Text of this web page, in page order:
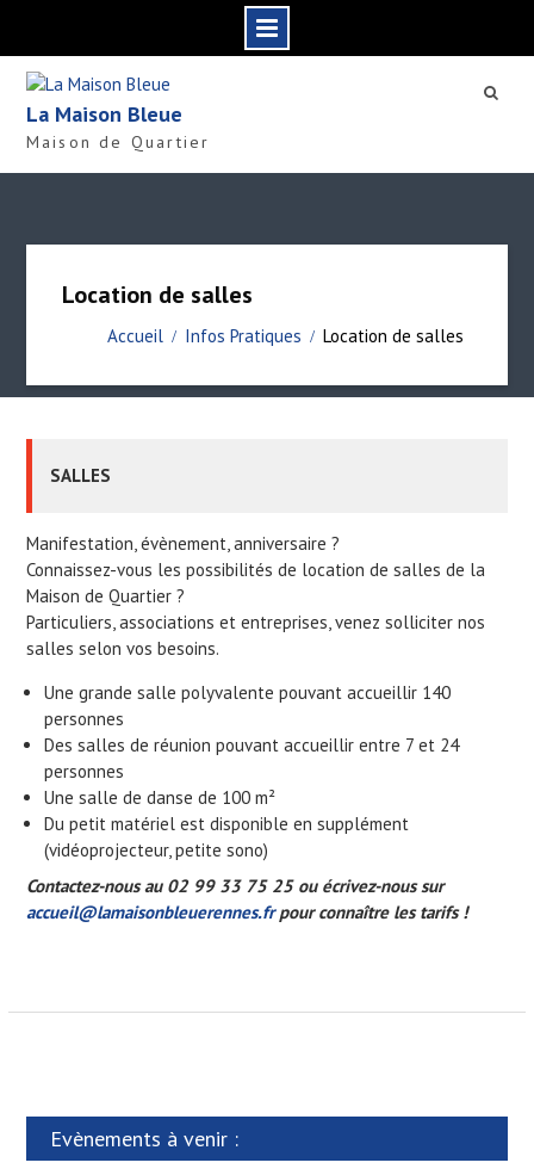
t
La Maison Bleue
Maison de Quartier
Location de salles
Accueil Infos Pratiques Location de salles
SALLES
Manifestation, évènement, anniversaire ?
Connaissez-vous les possibilités de location de salles de la
Maison de Quartier ?
Particuliers, associations et entreprises, venez solliciter nos
salles selon vos besoins.
Une grande salle polyvalente pouvant accueillir 140
personnes
Des salles de réunion pouvant accueillir entre 7 et 24
personnes
Une salle de danse de 100 m²
Du petit matériel est disponible en supplément
(vidéoprojecteur, petite sono)
Contactez-nous au 02 99 33 75 25 ou écrivez-nous sur
accueil@lamaisonbleuerennes.frpour connaître les tarifs !
Evènements à venir :